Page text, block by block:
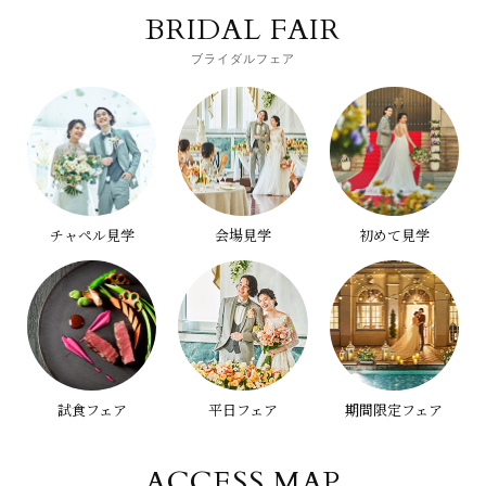
BRIDAL FAIR
ブライダルフェア
チャペル見学 会場見学 初めて見学
試食フェア 平日フェア 期間限定フェア